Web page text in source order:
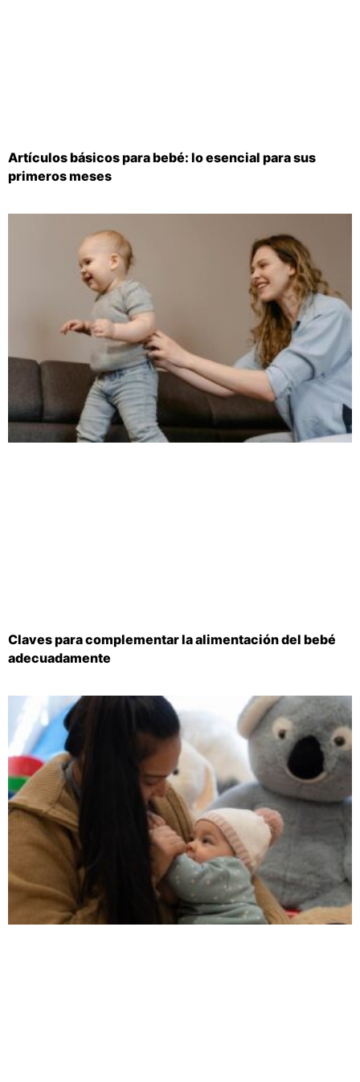
Artículos básicos para bebé: lo esencial para sus
primeros meses
Claves para complementar la alimentación del bebé
adecuadamente